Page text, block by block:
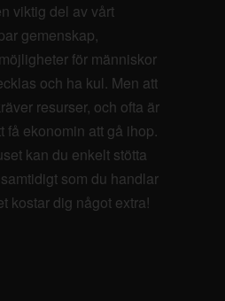
viktig del av vårt
gemenskap,
för människor
och ha kul. Men att
resurser, och ofta är
få ekonomin att gå ihop.
kan du enkelt stötta
som du handlar
kostar dig något extra!